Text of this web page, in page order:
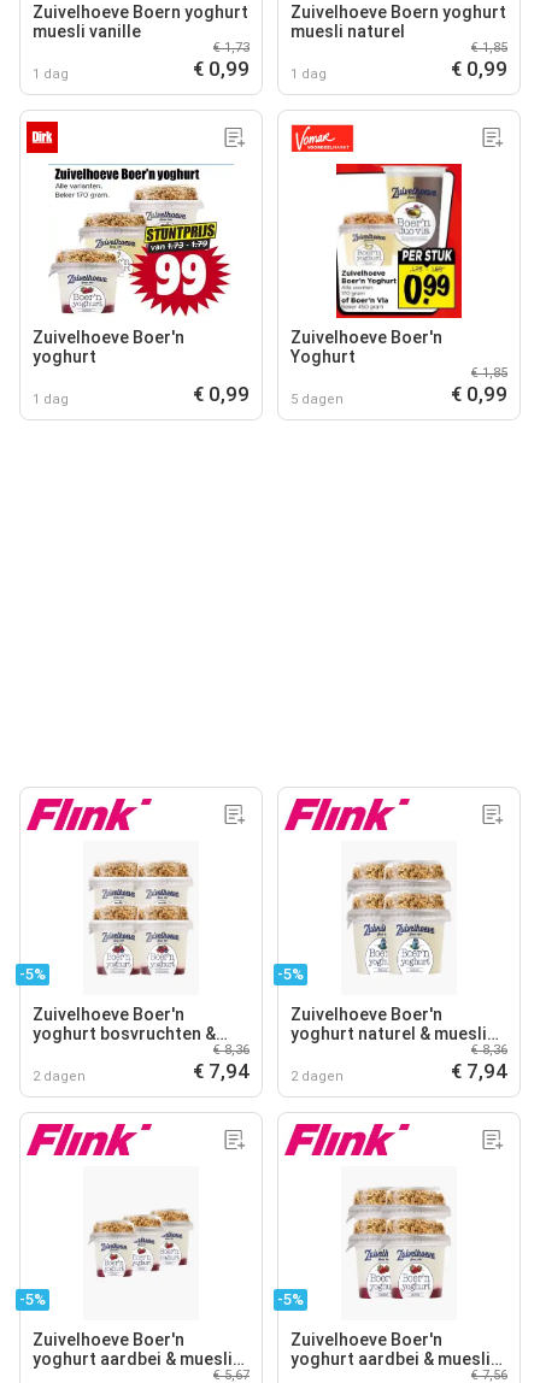
Zuivelhoeve Boern yoghurt
muesli vanille
1 dag
€ 1,73
€ 0,99
Zuivelhoeve Boern yoghurt
muesli naturel
1 dag
€ 1,85
€ 0,99
Zuivelhoeve Boer'n
yoghurt
1 dag € 0,99
Zuivelhoeve Boer'n
Yoghurt
5 dagen
€ 1,85
€ 0,99
-5%
Zuivelhoeve Boer'n
yoghurt bosvruchten &
2 dagen
€ 8,36
€ 7,94
-5%
Zuivelhoeve Boer'n
yoghurt naturel & muesli
2 dagen
€ 8,36
€ 7,94
-5%
Zuivelhoeve Boer'n
yoghurt aardbei & muesli
€ 5,67
-5%
Zuivelhoeve Boer'n
yoghurt aardbei & muesli
€ 7,56